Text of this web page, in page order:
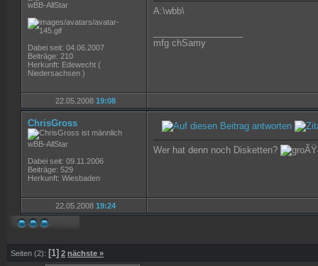
wBB-AllStar
Dabei seit: 04.06.2007
Beiträge: 210
Herkunft: Edewecht (
Niedersachsen )
A:\wbb\
mfg chSamy
22.05.2008 19:08
ChrisGross
wBB-AllStar
Dabei seit: 09.11.2006
Beiträge: 529
Herkunft: Wiesbaden
Wer hat denn noch Disketten?
22.05.2008 19:24
Seiten (2): [1] 2 nächste »